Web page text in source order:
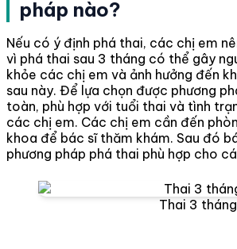
pháp nào?
Nếu có ý định phá thai, các chị em
vì phá thai sau 3 tháng có thể gây
khỏe các chị em và ảnh hưởng đến
sau này. Để lựa chọn được phương
toàn, phù hợp với tuổi thai và tình
các chị em. Các chị em cần đến
khoa để bác sĩ thăm khám. Sau đó
phương pháp phá thai phù hợp cho
Thai 3